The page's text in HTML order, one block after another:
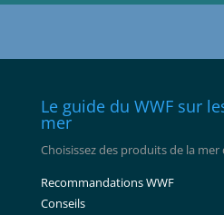
Le guide du WWF sur
mer
Choisissez des produits de la mer
Recommandations WWF
Conseils